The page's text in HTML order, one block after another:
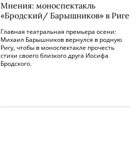
Мнения: моноспектакль
«Бродский/ Барышников» в Риге
Главная театральная премьера осени:
Михаил Барышников вернулся в родную
Ригу, чтобы в моноспектакле прочесть
стихи своего близкого друга Иосифа
Бродского.